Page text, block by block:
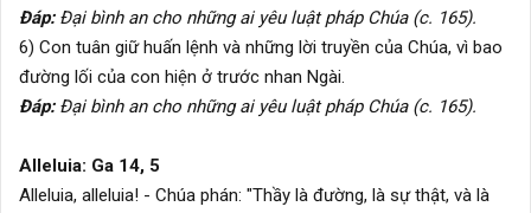
Ðáp:Ðại bình an cho những ai yêu luật pháp Chúa (c. 165).
6) Con tuân giữ huấn lệnh và những lời truyền của Chúa, vì bao
đường lối của con hiện ở trước nhan Ngài.
Ðáp:Ðại bình an cho những ai yêu luật pháp Chúa (c. 165).
Alleluia: Ga 14, 5
Alleluia, alleluia! - Chúa phán: "Thầy là đường, là sự thật, và là